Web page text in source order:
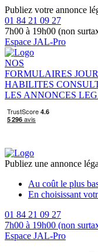
Publiez votre annonce
01 84 21 09 27
7h00 à 19h00 (non
Espace JAL-Pro
NOS
FORMULAIRES
HABILITES
LES ANNONCES
Publiez une annonce
Au coût le plus
En choisissant
01 84 21 09 27
7h00 à 19h00 (non
Espace JAL-Pro